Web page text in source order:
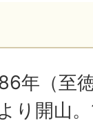
年（至
り開山